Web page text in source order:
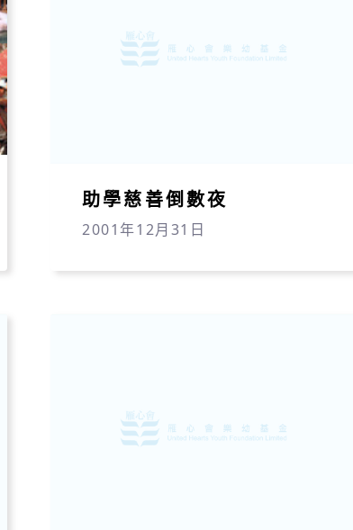
助學慈善倒數夜
2001年12月31日